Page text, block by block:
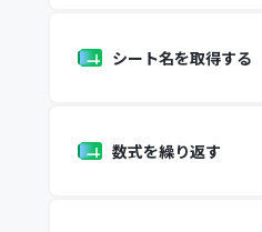
シート名を取得する
数式を繰り返す